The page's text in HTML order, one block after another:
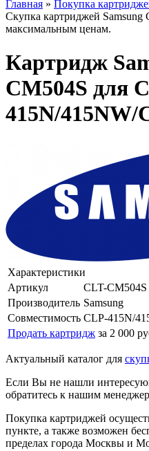
Главная » Покупка
Скупка картриджей
максимальным ценам.
Картридж
CM504S для
415N/415NW/
Характеристики
Артикул
CLT-CM504S
Производитель Samsung
Совместимость CLP-415N/
Продать картридж за 2 000
Актуальный каталог для
Если Вы не нашли
обратитесь к нашим
Покупка картриджей
пункте, а также возможен
пределах города Москвы и